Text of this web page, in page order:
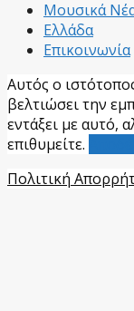
Μουσικά
Ελλάδα
Επικοινωνία
Αυτός ο
βελτιώσει την
εντάξει με αυτό,
επιθυμείτε.
Πολιτική